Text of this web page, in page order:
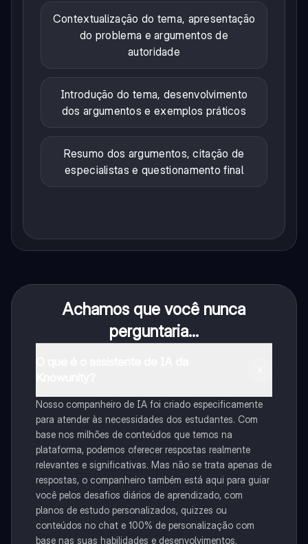
Contextualização do tema, apresentação
do problema e argumentos de
autoridade
Introdução do tema, desenvolvimento
dos argumentos e exemplos práticos
Resumo dos argumentos, citação de
especialistas e questionamento final
Achamos que você nunca
perguntaria...
Nosso companheiro de IA foi criado especificamente
para atender às necessidades dos estudantes. Com
base nos milhões de conteúdos que temos na
plataforma, podemos oferecer respostas realmente
relevantes e significativas. Mas não se trata apenas de
respostas, o companheiro também está aqui para guiar
você pelos desafios diários de aprendizado, com
planos de estudo personalizados, quizzes ou
conteúdos no chat e 100% de personalização com
base nas suas habilidades e desenvolvimentos.